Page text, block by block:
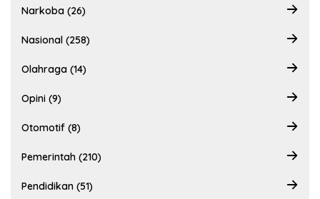
Narkoba (26)
Nasional (258)
Olahraga (14)
Opini (9)
Otomotif (8)
Pemerintah (210)
Pendidikan (51)